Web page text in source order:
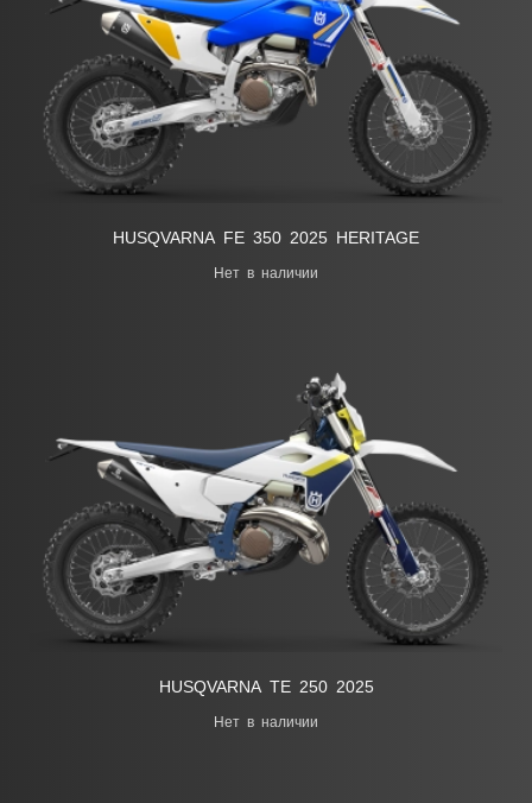
HUSQVARNA FE 350 2025 HERITAGE
Нет в наличии
HUSQVARNA ТЕ 250 2025
Нет в наличии